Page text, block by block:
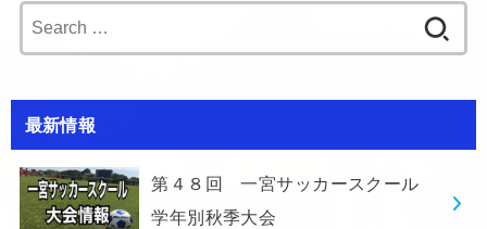
for:
最新情報
第４８回 一宮サッカースクール
学年別秋季大会